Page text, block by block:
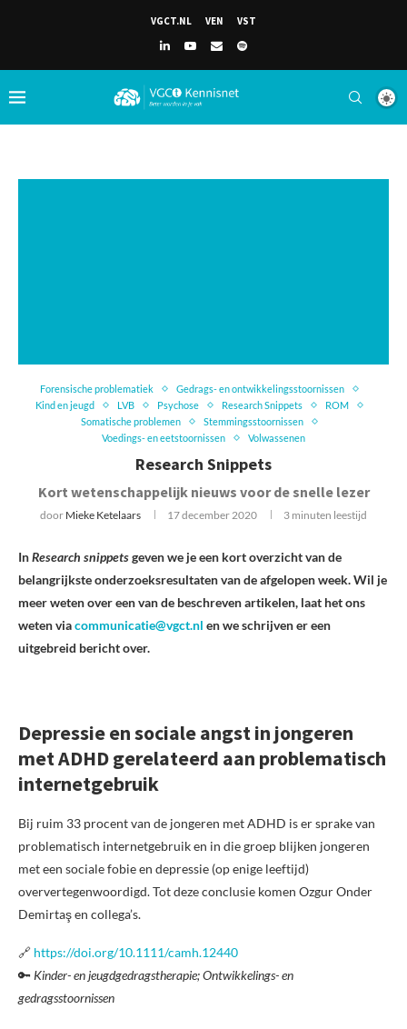
VGCT.NL VEN VST
Forensische problematiek
Gedrags- en ontwikkelingsstoornissen
Kind en jeugd
LVB Psychose Research Snippets
ROM
Somatische problemen
Stemmingsstoornissen
Voedings- en eetstoornissen
Volwassenen
Research Snippets
Kort wetenschappelijk nieuws voor de snelle lezer
door Mieke Ketelaars 17 december 2020 3 minuten leestijd
InResearch snippetsgeven we je een kort overzicht van de
belangrijkste onderzoeksresultaten van de afgelopen week. Wil je
meer weten over een van de beschreven artikelen, laat het ons
weten viacommunicatie@vgct.nl en we schrijven er een
uitgebreid bericht over.
Depressie en sociale angst in jongeren
met ADHD gerelateerd aan problematisch
internetgebruik
Bij ruim 33 procent van de jongeren met ADHD is er sprake van
problematisch internetgebruik en in die groep blijken jongeren
met een sociale fobie en depressie (op enige leeftijd)
oververtegenwoordigd. Tot deze conclusie komen Ozgur Onder
Demirtaş en collega’s.
🔗 https://doi.org/10.1111/camh.12440
🔑 Kinder- en jeugdgedragstherapie; Ontwikkelings- en
gedragsstoornissen